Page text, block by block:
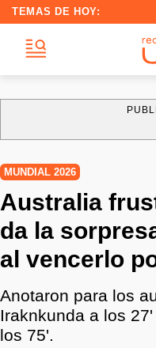
TEMAS DE HOY:
MUNDIAL 2026
Australia
da la
al vencerlo
Anotaron para los
Iraknkunda a los
los 75'.